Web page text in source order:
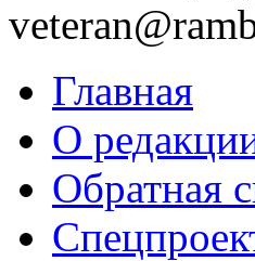
Главная
О
Обратная